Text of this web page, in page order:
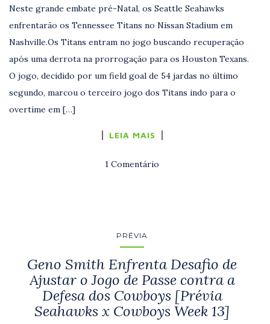
Neste grande embate pré-Natal, os Seattle Seahawks
enfrentarão os Tennessee Titans no Nissan Stadium em
Nashville.Os Titans entram no jogo buscando recuperação
após uma derrota na prorrogação para os Houston Texans.
O jogo, decidido por um field goal de 54 jardas no último
segundo, marcou o terceiro jogo dos Titans indo para o
overtime em […]
LEIA MAIS
1 Comentário
PRÉVIA
Geno Smith Enfrenta Desafio de
Ajustar o Jogo de Passe contra a
Defesa dos Cowboys [Prévia
Seahawks x Cowboys Week 13]